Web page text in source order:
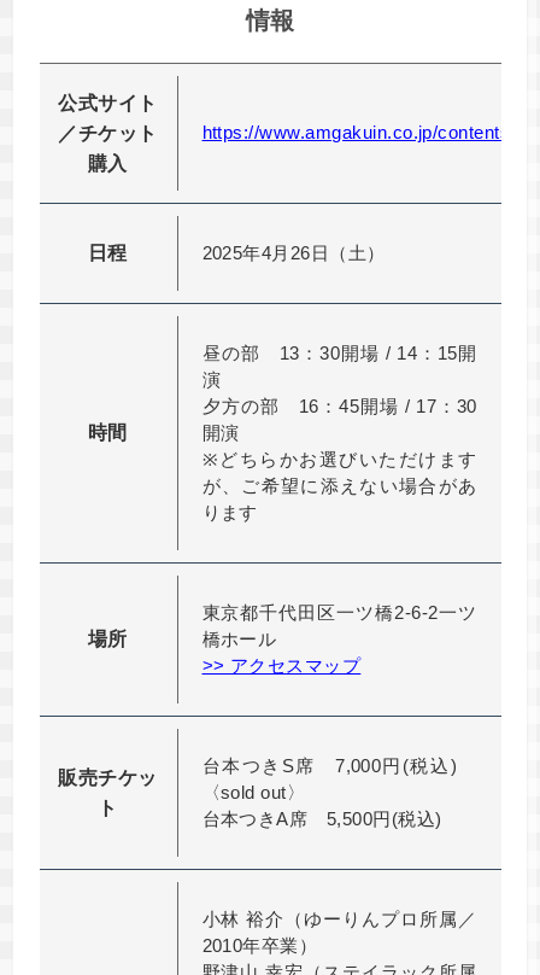
情報
公式サイト
／チケット
購入
https://www.amgakuin.co.jp/contents/
日程 2025年4月26日（土）
時間
昼の部 13：30開場 / 14：15開
演
夕方の部 16：45開場 / 17：30
開演
※どちらかお選びいただけます
が、ご希望に添えない場合があ
ります
場所
東京都千代田区一ツ橋2-6-2一ツ
橋ホール
>> アクセスマップ
販売チケッ
ト
台本つきS席 7,000円(税込)
〈sold out〉
台本つきA席 5,500円(税込)
小林 裕介（ゆーりんプロ所属／
2010年卒業）